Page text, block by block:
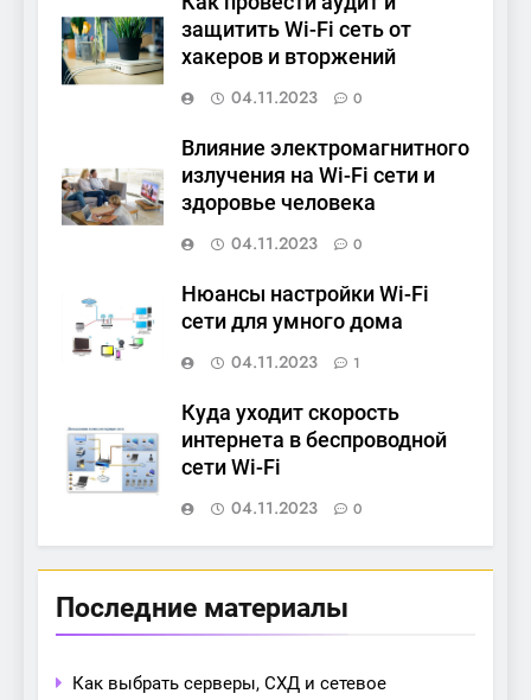
защитить Wi-Fi сеть от
хакеров и вторжений
04.11.2023
0
Влияние электромагнитного
излучения на Wi-Fi сети и
здоровье человека
04.11.2023
0
Нюансы настройки Wi-Fi
сети для умного дома
04.11.2023
1
Куда уходит скорость
интернета в беспроводной
сети Wi-Fi
04.11.2023
0
Последние материалы
Как выбрать серверы, СХД и сетевое